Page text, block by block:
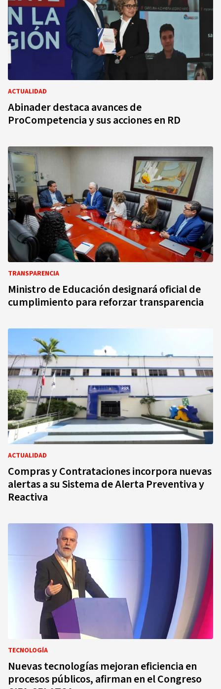
ACTUALIDAD
Abinader destaca avances de
ProCompetencia y sus acciones en RD
TRANSPARENCIA
Ministro de Educación designará oficial de
cumplimiento para reforzar transparencia
ACTUALIDAD
Compras y Contrataciones incorpora nuevas
alertas a su Sistema de Alerta Preventiva y
Reactiva
TECNOLOGÍA
Nuevas tecnologías mejoran eficiencia en
procesos públicos, afirman en el Congreso